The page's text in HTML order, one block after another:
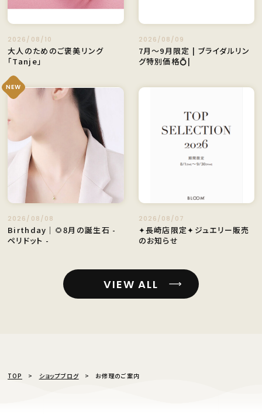
2026/08/10
大人のためのご褒美リング
「Tanje」
2026/08/09
7月～9月限定 | ブライダルリン
グ特別価格💍|
NEW
2026/08/08
Birthday｜🌻8月の誕生石 -
ペリドット -
2026/08/07
✦長崎店限定✦ジュエリー販売
のお知らせ
VIEW ALL
TOP ショップブログ お修理のご案内